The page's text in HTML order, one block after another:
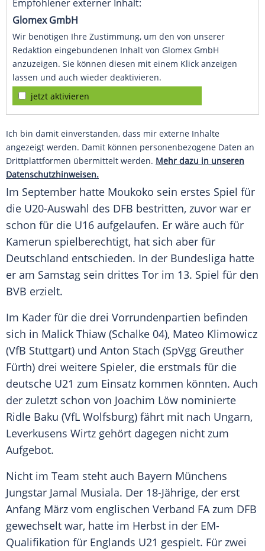
Empfohlener externer Inhalt:
Glomex GmbH
Wir benötigen Ihre Zustimmung, um den von unserer
Redaktion eingebundenen Inhalt von Glomex GmbH
anzuzeigen. Sie können diesen mit einem Klick anzeigen
lassen und auch wieder deaktivieren.
jetzt aktivieren
Ich bin damit einverstanden, dass mir externe Inhalte
angezeigt werden. Damit können personenbezogene Daten an
Drittplattformen übermittelt werden. Mehr dazu in unseren
Datenschutzhinweisen.
Im September hatte Moukoko sein erstes Spiel für
die U20-Auswahl des DFB bestritten, zuvor war er
schon für die U16 aufgelaufen. Er wäre auch für
Kamerun spielberechtigt, hat sich aber für
Deutschland entschieden. In der Bundesliga hatte
er am Samstag sein drittes Tor im 13. Spiel für den
BVB erzielt.
Im Kader für die drei Vorrundenpartien befinden
sich in Malick Thiaw (Schalke 04), Mateo Klimowicz
(VfB Stuttgart) und Anton Stach (SpVgg Greuther
Fürth) drei weitere Spieler, die erstmals für die
deutsche U21 zum Einsatz kommen könnten. Auch
der zuletzt schon von Joachim Löw nominierte
Ridle Baku (VfL Wolfsburg) fährt mit nach Ungarn,
Leverkusens Wirtz gehört dagegen nicht zum
Aufgebot.
Nicht im Team steht auch Bayern Münchens
Jungstar Jamal Musiala. Der 18-Jährige, der erst
Anfang März vom englischen Verband FA zum DFB
gewechselt war, hatte im Herbst in der EM-
Qualifikation für Englands U21 gespielt. Für zwei